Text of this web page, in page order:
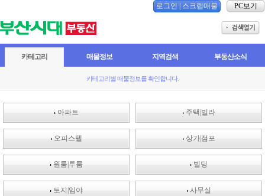
로그인 스크랩매물 PC보기
카테고리 매물정보 지역검색 부동산소식
카테고리별 매물정보를 확인합니다.
아파트 주택|빌라
오피스텔 상가|점포
원룸|투룸 빌딩
토지|임야 사무실